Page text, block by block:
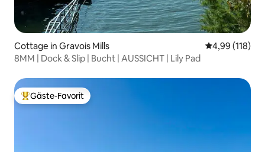
Cottage in Gravois Mills
4,99 (118)
8MM | Dock & Slip | Bucht | AUSSICHT | Lily Pad
Beliebter Gäste-Favorit.
Gäste-Favorit